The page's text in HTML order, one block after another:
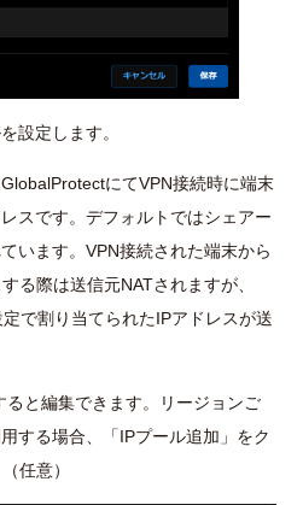
設定します。
GlobalProtectにてVPN接続時に端末
スです。デフォルトではシェアー
います。 VPN接続された端末から
る際は送信元NATされますが、
で割り当てられたIPアドレスが送
ると編集できます。リージョンご
する場合、「IPプール追加」をク
任意）